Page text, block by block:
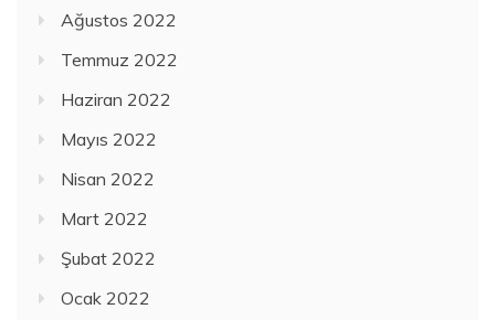
Ağustos 2022
Temmuz 2022
Haziran 2022
Mayıs 2022
Nisan 2022
Mart 2022
Şubat 2022
Ocak 2022